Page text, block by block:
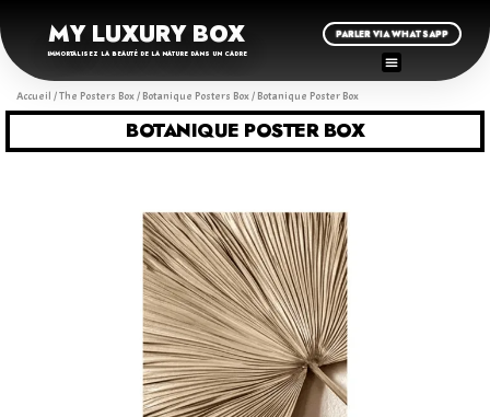
MY LUXURY BOX
IMMORTALISEZ LA BEAUTÉ DE LA NATURE DANS UN CADRE
PARLER VIA WHATSAPP
Accueil /The Posters Box/ Botanique Posters Box/ Botanique Poster Box
BOTANIQUE POSTER BOX